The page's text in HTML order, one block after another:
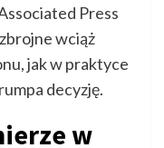
Press
wciąż
jak w praktyce
decyzję.
w